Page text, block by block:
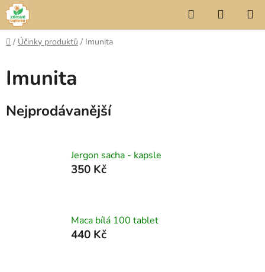
Přejít
na
obsah
Hledat
KOŠÍK
Domů
/ Účinky produktů / Imunita
Imunita
Nejprodávanější
Jergon sacha - kapsle
350 Kč
Maca bílá 100 tablet
440 Kč